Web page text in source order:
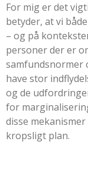
For mig er det
betyder, at vi
– og på
personer der er
samfundsnormer
have stor
og de
for
disse
kropsligt plan.